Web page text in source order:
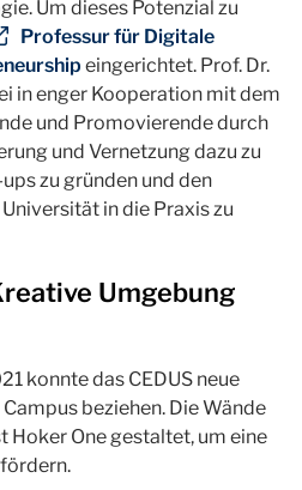
Um dieses Potenzial zu
Professur für Digitale
eingerichtet. Prof. Dr.
in enger Kooperation mit dem
und Promovierende durch
und Vernetzung dazu zu
zu gründen und den
in die Praxis zu
Umgebung
konnte das CEDUS neue
beziehen. Die Wände
One gestaltet, um eine